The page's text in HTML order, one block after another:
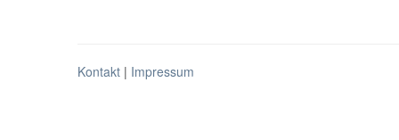
Kontakt | Impressum